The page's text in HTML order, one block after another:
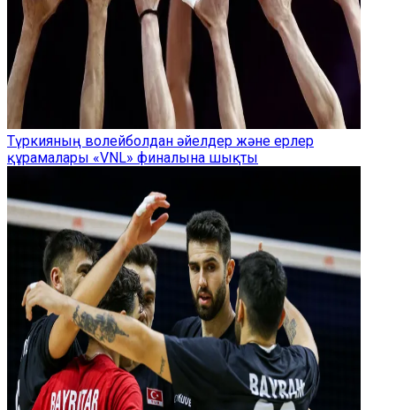
Түркияның волейболдан әйелдер және ерлер
құрамалары «VNL» финалына шықты